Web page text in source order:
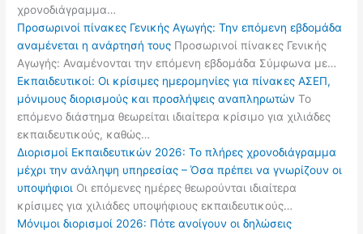
χρονοδιάγραμμα…
Προσωρινοί πίνακες Γενικής Αγωγής: Την επόμενη εβδομάδα
αναμένεται η ανάρτησή τους Προσωρινοί πίνακες Γενικής
Αγωγής: Αναμένονται την επόμενη εβδομάδα Σύμφωνα με…
Εκπαιδευτικοί: Οι κρίσιμες ημερομηνίες για πίνακες ΑΣΕΠ,
μόνιμους διορισμούς και προσλήψεις αναπληρωτών Το
επόμενο διάστημα θεωρείται ιδιαίτερα κρίσιμο για χιλιάδες
εκπαιδευτικούς, καθώς…
Διορισμοί Εκπαιδευτικών 2026: Το πλήρες χρονοδιάγραμμα
μέχρι την ανάληψη υπηρεσίας – Όσα πρέπει να γνωρίζουν οι
υποψήφιοι Οι επόμενες ημέρες θεωρούνται ιδιαίτερα
κρίσιμες για χιλιάδες υποψήφιους εκπαιδευτικούς…
Μόνιμοι διορισμοί 2026: Πότε ανοίγουν οι δηλώσεις